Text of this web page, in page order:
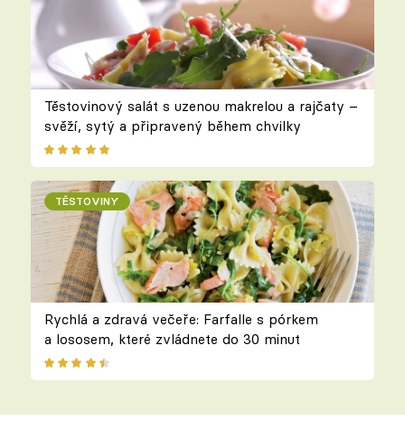
Těstovinový salát s uzenou makrelou a rajčaty –
svěží, sytý a připravený během chvilky
TĚSTOVINY
Rychlá a zdravá večeře: Farfalle s pórkem
a lososem, které zvládnete do 30 minut